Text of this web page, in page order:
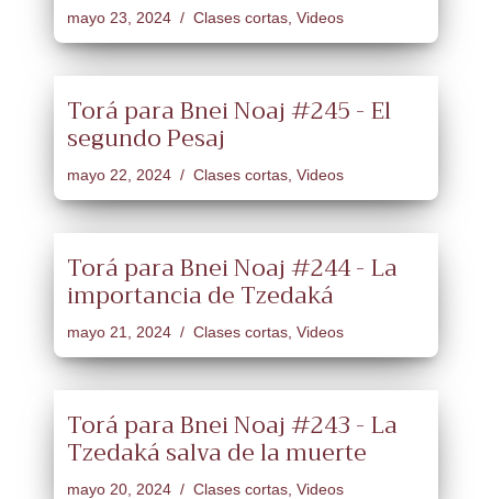
mayo 23, 2024 Clases cortas Videos
Torá para Bnei Noaj #245 - El
segundo Pesaj
mayo 22, 2024 Clases cortas Videos
Torá para Bnei Noaj #244 - La
importancia de Tzedaká
mayo 21, 2024 Clases cortas Videos
Torá para Bnei Noaj #243 - La
Tzedaká salva de la muerte
mayo 20, 2024 Clases cortas Videos